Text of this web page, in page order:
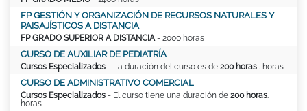
FP GESTIÓN Y ORGANIZACIÓN DE RECURSOS NATURALES Y
PAISAJÍSTICOS A DISTANCIA
FP GRADO SUPERIOR A DISTANCIA - 2000 horas
CURSO DE AUXILIAR DE PEDIATRÍA
Cursos Especializados - La duración del curso es de 200 horas . horas
CURSO DE ADMINISTRATIVO COMERCIAL
Cursos Especializados - El curso tiene una duración de 200 horas
horas